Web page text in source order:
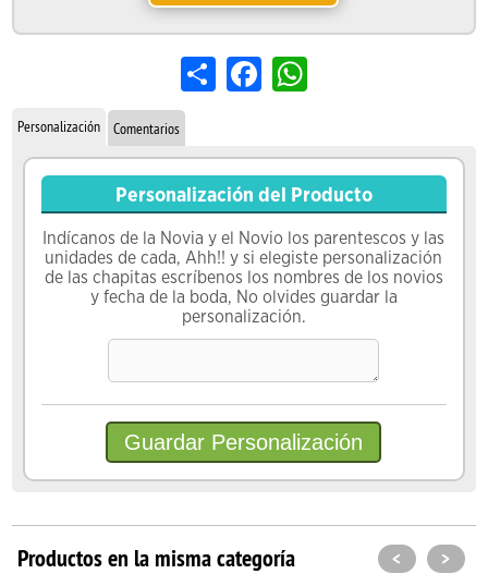
Share FacebookWhatsApp
Personalización Comentarios
Personalización del Producto
Indícanos de la Novia y el Novio los parentescos y las
unidades de cada, Ahh!! y si elegiste personalización
de las chapitas escríbenos los nombres de los novios
y fecha de la boda, No olvides guardar la
personalización.
Productos en la misma categoría < >